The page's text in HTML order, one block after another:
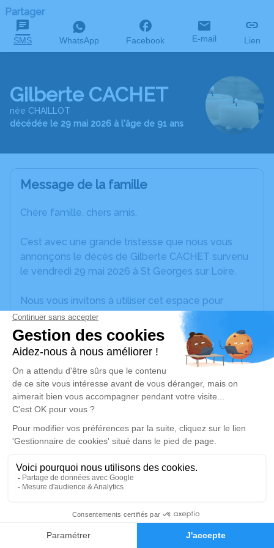
Faire-part Hommages
Partager
SMS WhatsApp Facebook E-mail Lien
Gilberte CACHET
née CHAILLOT
décédée le 29 mai 2026 à l'âge de 91 ans
Message de la famille
Chère famille, chers amis,
C’est avec une grande tristesse que nous vous
annonçons le décès de Gilberte CACHET survenu
le vendredi 29 mai 2026 à St Georges sur Loire.
Nous vous invitons à utiliser cet espace pour
laisser vos condoléances, partager des photos
souvenirs, une anecdote ou exprimer vos pensées
à travers des poèmes ou des textes. Cet endroit
est un lieu d'expression dédié à honorer la
mémoire de Gilberte CACHET.
Un service de plantation d’arbre hommage est
disponible ici.
Je rends hommage
Cérémonie religieuse
Eglise Saint Léger des Bois ( de Saint Léger de